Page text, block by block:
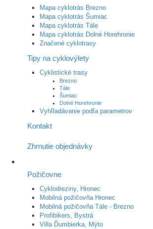
Mapa cyklotrás Brezno
Mapa cyklotrás Šumiac
Mapa cyklotrás Tále
Mapa cyklotrás Dolné Horehronie
Značené cyklotrasy
Tipy na cyklovýlety
Cyklistické trasy
Brezno
Tále
Šumiac
Dolné Horehronie
Vyhľladávanie podľa parametrov
Kontakt
Zhrnutie objednávky
Požičovne
Cyklodreziny, Hronec
Mobilná požičovňa Hronec
Mobilná požičovňa Tále - Brezno
Profibikers, Bystrá
Villa Ďumbierka, Mýto